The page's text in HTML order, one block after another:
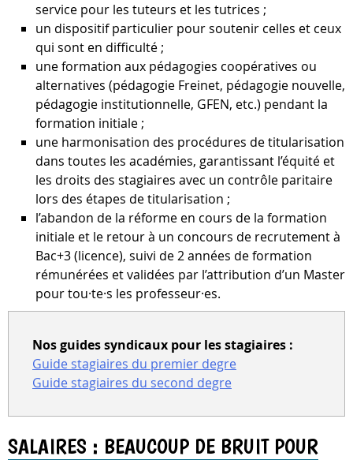
service pour les tuteurs et les tutrices ;
un dispositif particulier pour soutenir celles et ceux
qui sont en difficulté ;
une formation aux pédagogies coopératives ou
alternatives (pédagogie Freinet, pédagogie nouvelle,
pédagogie institutionnelle, GFEN, etc.) pendant la
formation initiale ;
une harmonisation des procédures de titularisation
dans toutes les académies, garantissant l’équité et
les droits des stagiaires avec un contrôle paritaire
lors des étapes de titularisation ;
l’abandon de la réforme en cours de la formation
initiale et le retour à un concours de recrutement à
Bac+3 (licence), suivi de 2 années de formation
rémunérées et validées par l’attribution d’un Master
pour tou·te·s les professeur·es.
Nos guides syndicaux pour les stagiaires :
Guide stagiaires du premier degre
Guide stagiaires du second degre
SALAIRES : BEAUCOUP DE BRUIT POUR